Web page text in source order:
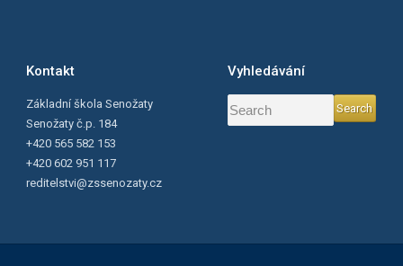
Kontakt
Základní škola Senožaty
Senožaty č.p. 184
+420 565 582 153
+420 602 951 117
reditelstvi@zssenozaty.cz
Vyhledávání